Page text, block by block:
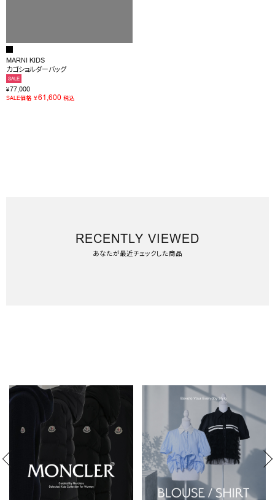
MARNI KIDS
カゴショルダーバッグ
SALE
¥77,000
SALE価格 ¥61,600 税込
RECENTLY VIEWED
あなたが最近チェックした商品